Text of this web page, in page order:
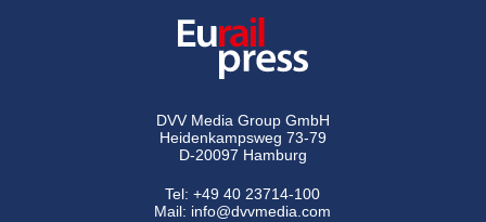
DVV Media Group GmbH
Heidenkampsweg 73-79
D-20097 Hamburg
Tel:+49 40 23714-100
Mail: info@dvvmedia.com